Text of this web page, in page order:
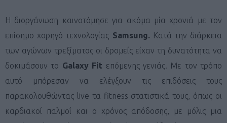
Η διοργάνωση καινοτόμησε για ακόμα μία χρονιά με τον
επίσημο χορηγό τεχνολογίας Samsung. Κατά την διάρκεια
των αγώνων τρεξίματος οι δρομείς είχαν τη δυνατότητα να
δοκιμάσουν το Galaxy Fit επόμενης γενιάς. Με τον τρόπο
αυτό μπόρεσαν να ελέγξουν τις επιδόσεις τους
παρακολουθώντας live τα fitness στατιστικά τους, όπως οι
καρδιακοί παλμοί και ο χρόνος απόδοσης, με μόλις μια